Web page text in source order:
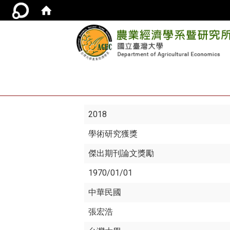
2018
學術研究獲獎
傑出期刊論文獎勵
1970/01/01
中華民國
張宏浩